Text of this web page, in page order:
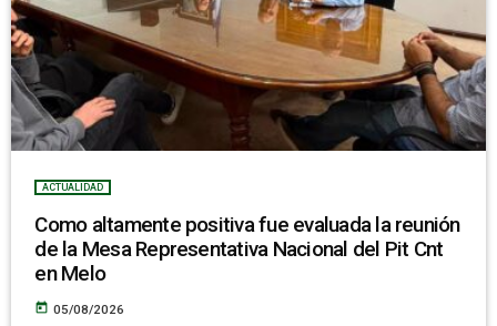
ACTUALIDAD
Como altamente positiva fue evaluada la reunión
de la Mesa Representativa Nacional del Pit Cnt
en Melo
today 05/08/2026